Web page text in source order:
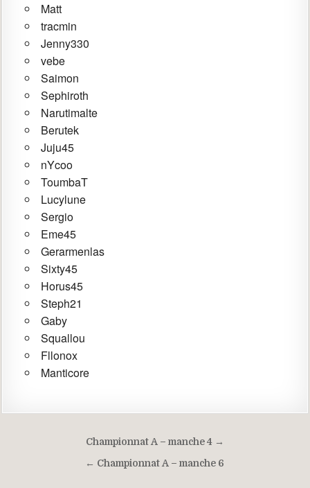
Matt
tracmin
Jenny330
vebe
Saimon
Sephiroth
Narutimalte
Berutek
Juju45
nYcoo
ToumbaT
Lucylune
Sergio
Eme45
Gerarmenlas
Sixty45
Horus45
Steph21
Gaby
Squallou
Fllonox
Manticore
NavigationChampionnat A – manche 4 →
← Championnat A – manche 6